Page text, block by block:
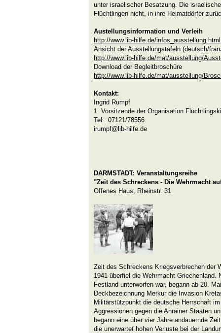
unter israelischer Besatzung. Die
Flüchtlingen nicht, in ihre Heimatdörfer
Austellungsinformation und Verleih
http://www.lib-hilfe.de/infos_ausstellung.html
Ansicht der Ausstellungstafeln (deutsch/
http://www.lib-hilfe.de/mat/ausstellung/
Download der Begleitbroschüre
http://www.lib-hilfe.de/mat/ausstellung/
Kontakt:
Ingrid Rumpf
1. Vorsitzende der Organisation
Tel.: 07121/78556
irumpf@lib-hilfe.de
DARMSTADT: Veranstaltungsreihe
"Zeit des Schreckens - Die Wehrmacht
Offenes Haus, Rheinstr. 31
Zeit des Schreckens Kriegsverbrechen der
1941 überfiel die Wehrmacht Griechenland.
Festland unterworfen war, begann ab 20.
Deckbezeichnung Merkur die Invasion
Militärstützpunkt die deutsche Herrschaft
Aggressionen gegen die Anrainer Staaten
begann eine über vier Jahre andauernde
die unerwartet hohen Verluste bei der